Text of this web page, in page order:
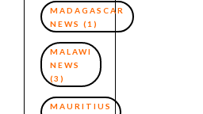
MADAGASCAR
NEWS (1)
MALAWI
NEWS
(3)
MAURITIUS